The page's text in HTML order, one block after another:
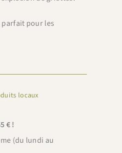
pour les
locaux
€ !
(du lundi au